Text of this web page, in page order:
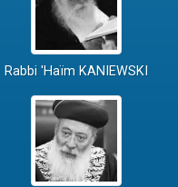
Rabbi 'Haïm KANIEWSKI